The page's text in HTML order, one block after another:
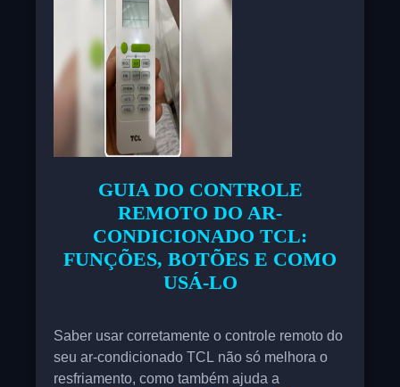
GUIA DO CONTROLE
REMOTO DO AR-
CONDICIONADO TCL:
FUNÇÕES, BOTÕES E COMO
USÁ-LO
Saber usar corretamente o controle remoto do
seu ar-condicionado TCL não só melhora o
resfriamento, como também ajuda a